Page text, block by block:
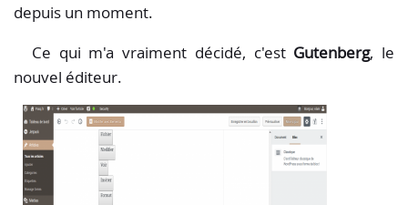
depuis un moment.
Ce qui m'a vraiment décidé, c'est Gutenberg, le
nouvel éditeur.